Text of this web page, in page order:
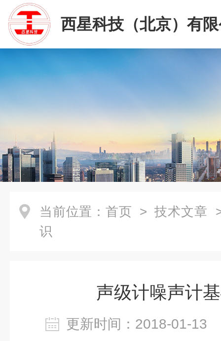
西星科技（北京）有
当前位置： 首页 > 技术文章
识
声级计噪声计
更新时间：2018-01-